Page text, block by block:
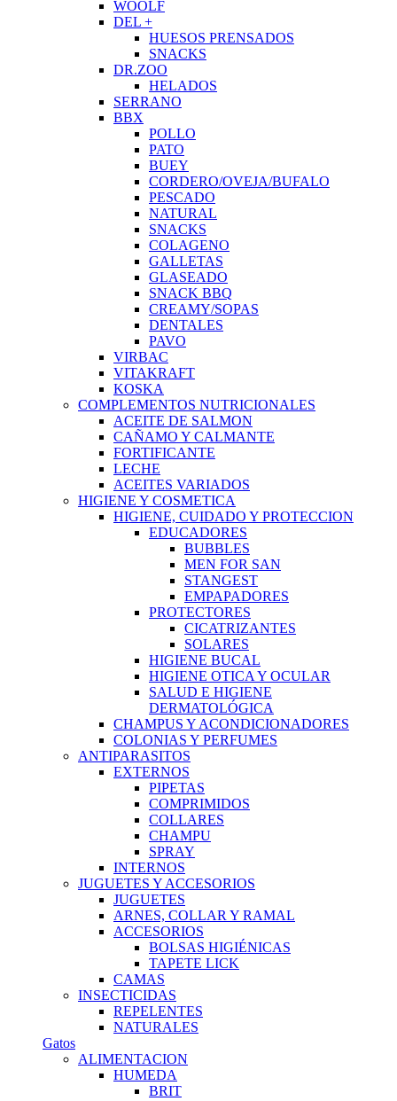
WOOLF
DEL +
HUESOS PRENSADOS
SNACKS
DR.ZOO
HELADOS
SERRANO
BBX
POLLO
PATO
BUEY
CORDERO/OVEJA/BUFALO
PESCADO
NATURAL
SNACKS
COLAGENO
GALLETAS
GLASEADO
SNACK BBQ
CREAMY/SOPAS
DENTALES
PAVO
VIRBAC
VITAKRAFT
KOSKA
COMPLEMENTOS NUTRICIONALES
ACEITE DE SALMON
CAÑAMO Y CALMANTE
FORTIFICANTE
LECHE
ACEITES VARIADOS
HIGIENE Y COSMETICA
HIGIENE, CUIDADO Y PROTECCION
EDUCADORES
BUBBLES
MEN FOR SAN
STANGEST
EMPAPADORES
PROTECTORES
CICATRIZANTES
SOLARES
HIGIENE BUCAL
HIGIENE OTICA Y OCULAR
SALUD E HIGIENE
DERMATOLÓGICA
CHAMPUS Y ACONDICIONADORES
COLONIAS Y PERFUMES
ANTIPARASITOS
EXTERNOS
PIPETAS
COMPRIMIDOS
COLLARES
CHAMPU
SPRAY
INTERNOS
JUGUETES Y ACCESORIOS
JUGUETES
ARNES, COLLAR Y RAMAL
ACCESORIOS
BOLSAS HIGIÉNICAS
TAPETE LICK
CAMAS
INSECTICIDAS
REPELENTES
NATURALES
Gatos
ALIMENTACION
HUMEDA
BRIT